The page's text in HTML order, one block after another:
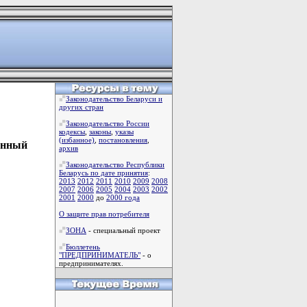
Законодательство Беларуси и
других стран
Законодательство России
кодексы законы указы
(избанное) постановления
архив
Законодательство Республики
Беларусь по дате принятия:
2013 2012 2011 2010 2009 2008
2007 2006 2005 2004 2003 2002
2001 2000 до 2000 года
О защите прав потребителя
ЗОНА - специальный проект
Бюллетень
"ПРЕДПРИНИМАТЕЛЬ" - о
предпринимателях.